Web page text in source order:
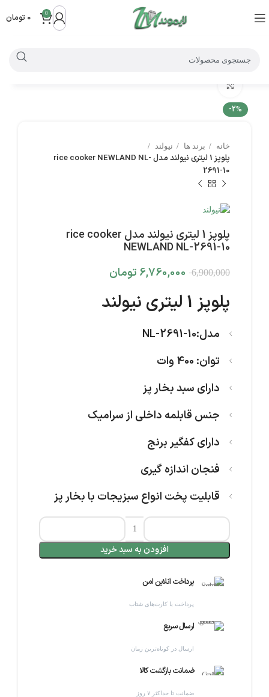
0
0 تومان
-2%
خانه برند ها نیولند
پلوپز 1 لیتری نیولند مدل rice cooker NEWLAND NL-
2691-10
پلوپز 1 لیتری نیولند مدل rice cooker
NEWLAND NL-2691-10
6,900,000
6,760,000 تومان
پلوپز 1 لیتری نیولند
مدل:NL-2691-10
توان: 400 وات
دارای سبد بخار پز
جنس قابلمه داخلی از سرامیک
دارای کفگیر برنج
فنجان اندازه گیری
قابلیت پخت انواع سبزیجات با بخار پز
افزودن به سبد خرید
پرداخت آنلاین امن
پرداخت با کارت‌های شتاب
ارسال سریع
ارسال در کوتاه‌ترین زمان
ضمانت بازگشت کالا
ضمانت تا حداکثر ۷ روز